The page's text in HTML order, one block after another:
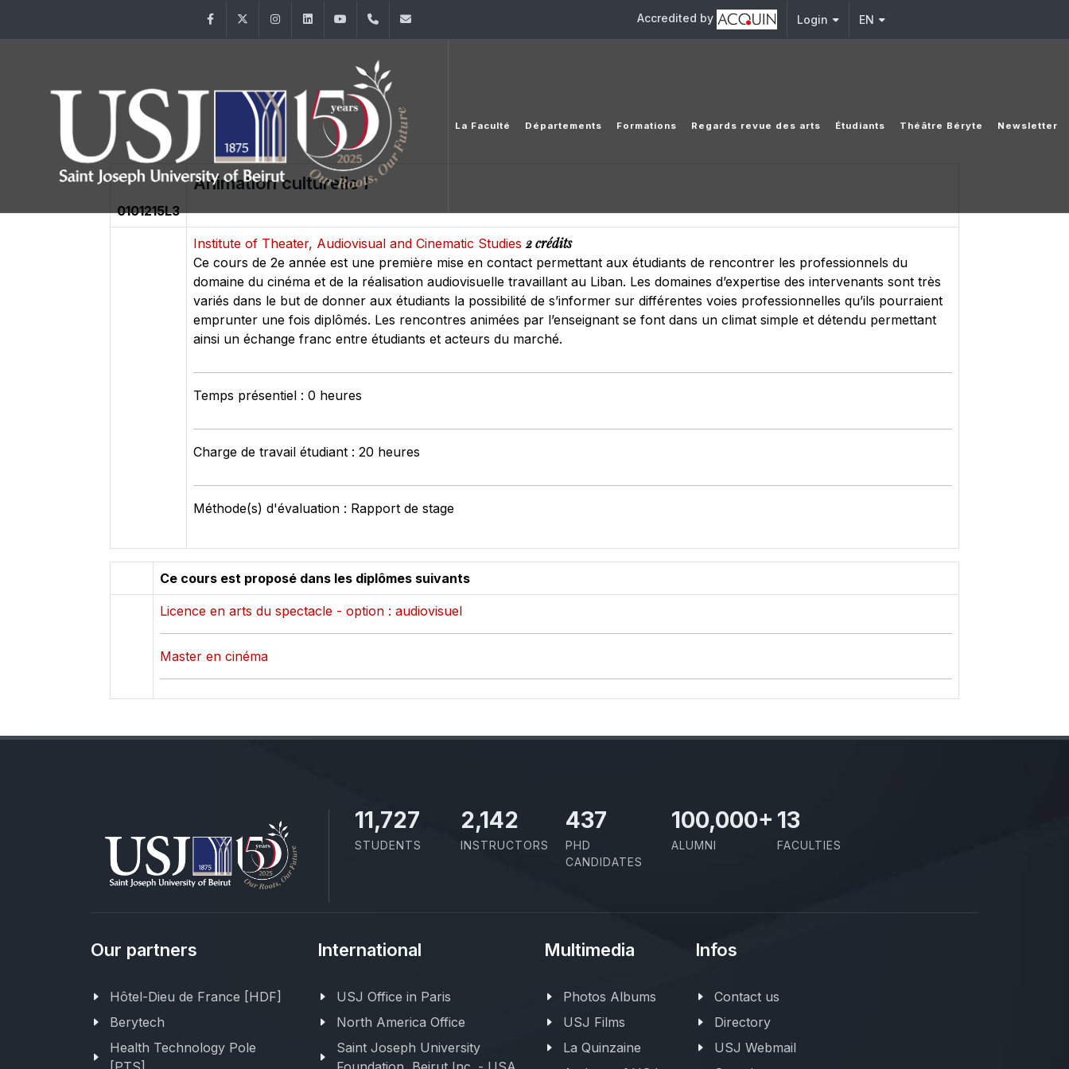
FacebookTwitter InstagramLinkedInYouTube+961 (1) 421 530 Accredited by Login EN
La Faculté Départements Formations Regards revue des arts Étudiants Théâtre Béryte Newsletter
0101215L3
Animation culturelle I
Institute of Theater, Audiovisual and Cinematic Studies2 crédits
Ce cours de 2e année est une première mise en contact permettant aux étudiants de rencontrer les professionnels du
domaine du cinéma et de la réalisation audiovisuelle travaillant au Liban. Les domaines d’expertise des intervenants sont très
variés dans le but de donner aux étudiants la possibilité de s’informer sur différentes voies professionnelles qu’ils pourraient
emprunter une fois diplômés. Les rencontres animées par l’enseignant se font dans un climat simple et détendu permettant
ainsi un échange franc entre étudiants et acteurs du marché.
Temps présentiel : 0 heures
Charge de travail étudiant : 20 heures
Méthode(s) d'évaluation : Rapport de stage
Ce cours est proposé dans les diplômes suivants
Licence en arts du spectacle - option : audiovisuel
Master en cinéma
11,727
STUDENTS
2,142
INSTRUCTORS
437
PHD
CANDIDATES
100,000+
ALUMNI
13
FACULTIES
Our partners
Hôtel-Dieu de France [HDF]
Berytech
Health Technology Pole
International
USJ Office in Paris
North America Office
Saint Joseph University
Multimedia
Photos Albums
USJ Films
La Quinzaine
Infos
Contact us
Directory
USJ Webmail